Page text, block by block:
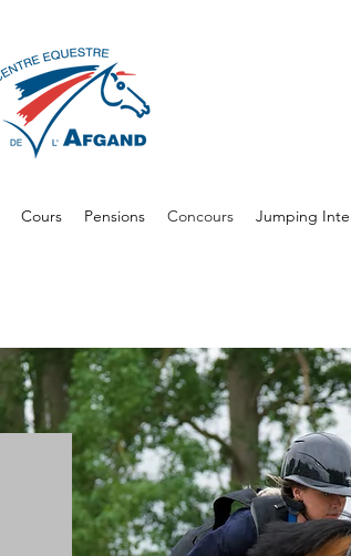
Cours Pensions Concours Jumping